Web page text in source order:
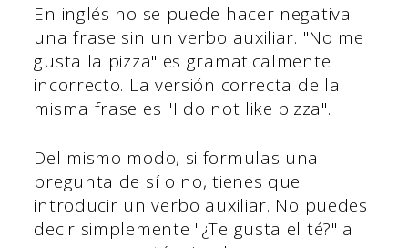
En inglés no se puede hacer negativa
una frase sin un verbo auxiliar. "No me
gusta la pizza" es gramaticalmente
incorrecto. La versión correcta de la
misma frase es "I do not like pizza".
Del mismo modo, si formulas una
pregunta de sí o no, tienes que
introducir un verbo auxiliar. No puedes
decir simplemente "¿Te gusta el té?" a